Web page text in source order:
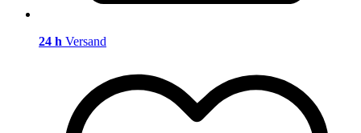
24 h Versand